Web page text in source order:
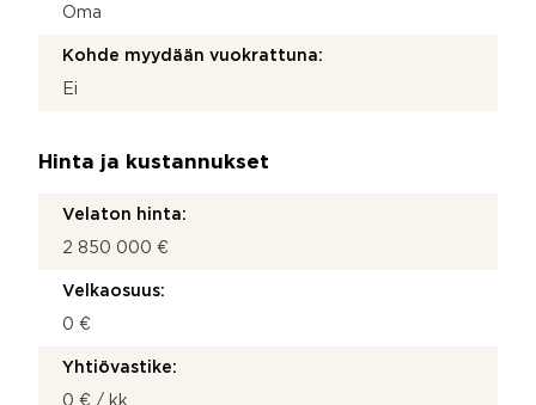
Oma
Kohde myydään vuokrattuna:
Ei
Hinta ja kustannukset
Velaton hinta:
2 850 000 €
Velkaosuus:
0 €
Yhtiövastike:
0 € / kk